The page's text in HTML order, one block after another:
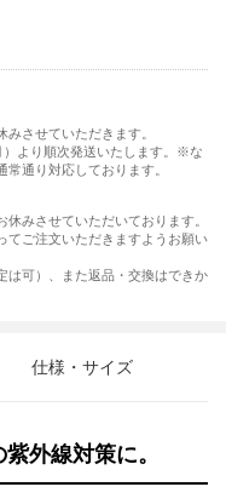
させていただきます。
）より順次発送いたします。※な
通り対応しております。
みさせていただいております。
てご注文いただきますようお願い
は可）、また返品・交換はできか
仕様・サイズ
外線対策に。